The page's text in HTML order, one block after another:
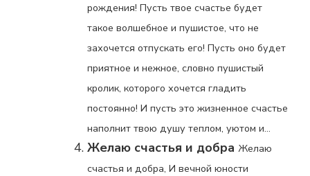
рождения! Пусть твое счастье будет
такое волшебное и пушистое, что не
захочется отпускать его! Пусть оно будет
приятное и нежное, словно пушистый
кролик, которого хочется гладить
постоянно! И пусть это жизненное счастье
наполнит твою душу теплом, уютом и...
Желаю счастья и добра Желаю
счастья и добра, И вечной юности